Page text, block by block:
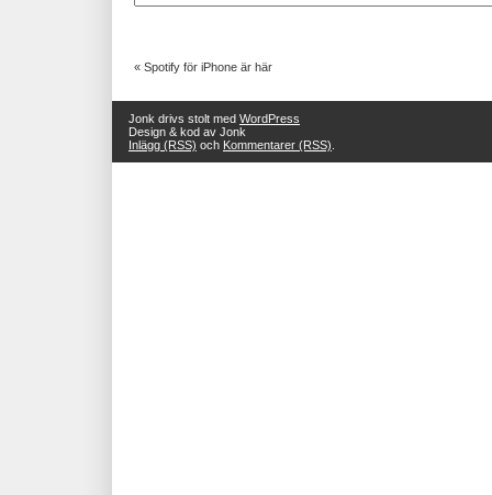
« Spotify för iPhone är här
Jonk drivs stolt med WordPress
Design & kod av Jonk
Inlägg (RSS) och Kommentarer (RSS)